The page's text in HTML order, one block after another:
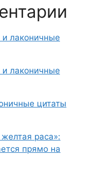
лаконичные
лаконичные
цитаты
раса»:
прямо на